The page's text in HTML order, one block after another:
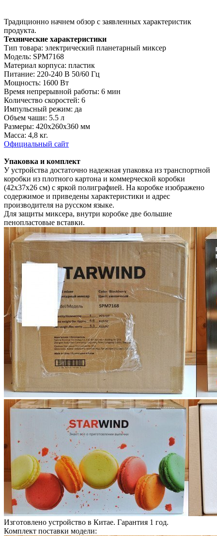
Традиционно начнем обзор с заявленных характеристик
продукта.
Технические характеристики
Тип товара: электрический планетарный миксер
Модель: SPM7168
Материал корпуса: пластик
Питание: 220-240 В 50/60 Гц
Мощность: 1600 Вт
Время непрерывной работы: 6 мин
Количество скоростей: 6
Импульсный режим: да
Объем чаши: 5.5 л
Размеры: 420х260х360 мм
Масса: 4,8 кг.
Официальный сайт
Упаковка и комплект
У устройства достаточно надежная упаковка из транспортной
коробки из плотного картона и коммерческой коробки
(42х37х26 см) с яркой полиграфией. На коробке изображено
содержимое и приведены характеристики и адрес
производителя на русском языке.
Для защиты миксера, внутри коробке две большие
пенопластовые вставки.
Изготовлено устройство в Китае. Гарантия 1 год.
Комплект поставки модели: